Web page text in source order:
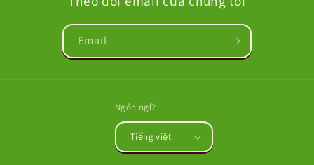
Email
Ngôn ngữ
Tiếng việt